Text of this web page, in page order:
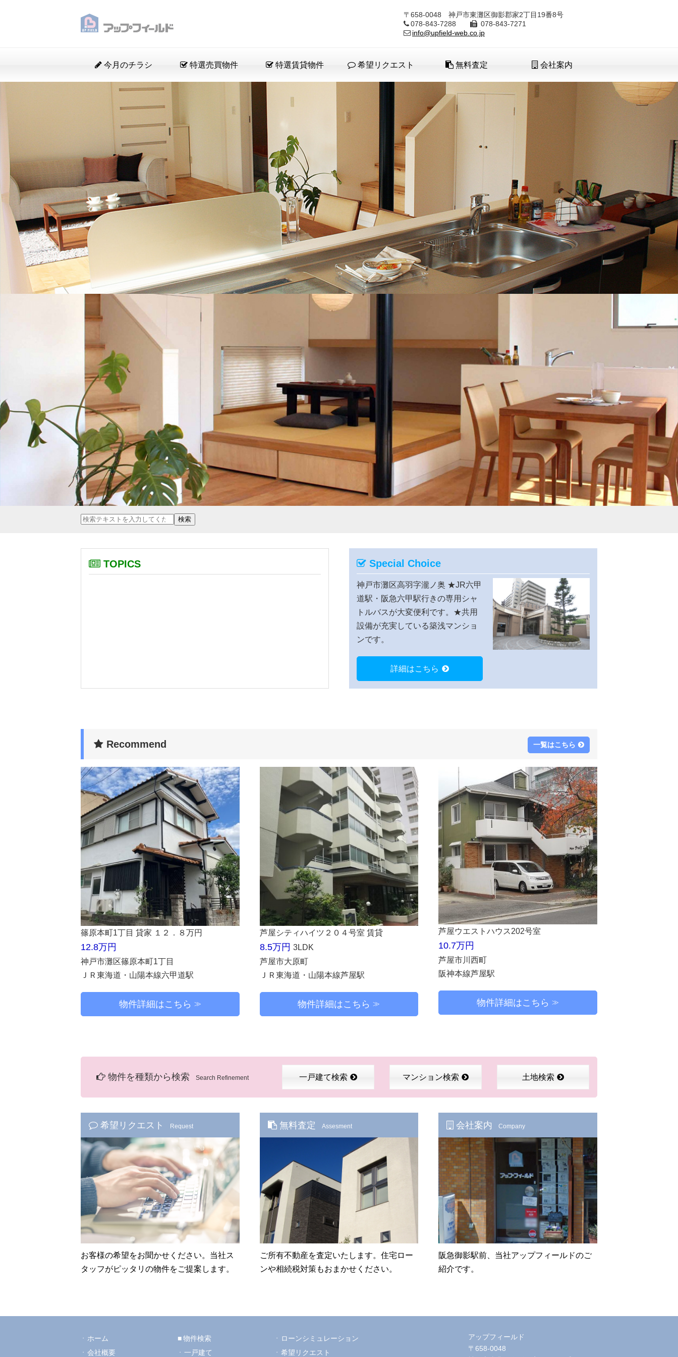
〒658-0048 神戸市東灘区御影郡家2丁目19番8号
078-843-7288
078-843-7271
info@upfield-web.co.jp
今月のチラシ 特選売買物件 特選賃貸物件 希望リクエスト 無料査定 会社案内
TOPICS Special Choice
神戸市灘区高羽字瀧ノ奥 ★JR六甲
道駅・阪急六甲駅行きの専用シャ
トルバスが大変便利です。★共用
設備が充実している築浅マンショ
ンです。
詳細はこちら
Recommend 一覧はこちら
篠原本町1丁目 貸家 １２．８万円
12.8万円
神戸市灘区篠原本町1丁目
ＪＲ東海道・山陽本線六甲道駅
物件詳細はこちら
芦屋シティハイツ２０４号室 賃貸
8.5万円 3LDK
芦屋市大原町
ＪＲ東海道・山陽本線芦屋駅
物件詳細はこちら
芦屋ウエストハウス202号室
10.7万円
芦屋市川西町
阪神本線芦屋駅
物件詳細はこちら
物件を種類から検索 Search Refinement 一戸建て検索 マンション検索 土地検索
希望リクエスト Request
お客様の希望をお聞かせください。当社ス
タッフがピッタリの物件をご提案します。
無料査定 Assesment
ご所有不動産を査定いたします。住宅ロー
ンや相続税対策もおまかせください。
会社案内 Company
阪急御影駅前、当社アップフィールドのご
紹介です。
ホーム
会社概要
物件検索
一戸建て
ローンシミュレーション
希望リクエスト
アップフィールド
〒658-0048